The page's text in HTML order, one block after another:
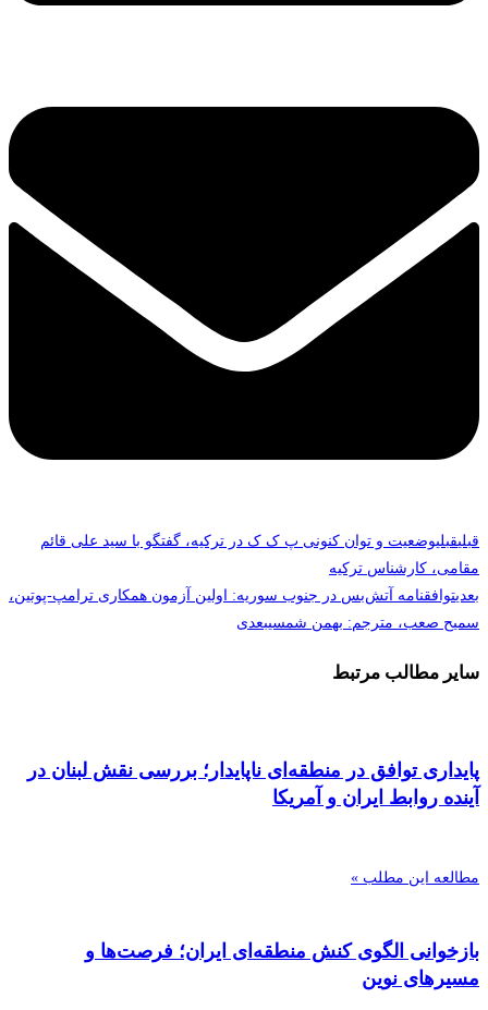
قبلیقبلیوضعیت و توان کنونی پ ک ک در ترکیه، گفتگو با سید علی قائم
مقامی، کارشناس ترکیه
بعدیتوافقنامه آتش‌بس در جنوب سوریه: اولین آزمون همکاری ترامپ-پوتین،
سمیح صعب، مترجم: بهمن شمسیبعدی
سایر مطالب مرتبط
پایداری توافق در منطقه‌ای ناپایدار؛ بررسی نقش لبنان در
آینده روابط ایران و آمریکا
مطالعه این مطلب »
بازخوانی الگوی کنش منطقه‌ای ایران؛ فرصت‌ها و
مسیرهای نوین